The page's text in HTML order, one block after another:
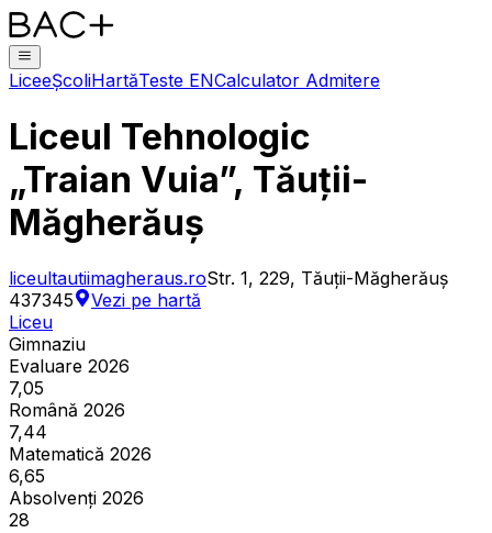
LiceeȘcoliHartăTeste ENCalculator Admitere
Liceul Tehnologic
„Traian Vuia”, Tăuții-
Măgherăuș
liceultautiimagheraus.roStr. 1, 229, Tăuții-Măgherăuș
437345
Vezi pe hartă
Liceu
Gimnaziu
Evaluare 2026
7,05
Română 2026
7,44
Matematică 2026
6,65
Absolvenți 2026
28